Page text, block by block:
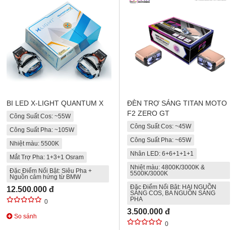
BI LED X-LIGHT QUANTUM X
Công Suất Cos: ~55W
Công Suất Pha: ~105W
Nhiệt màu: 5500K
Mắt Trợ Pha: 1+3+1 Osram
Đặc Điểm Nổi Bật: Siêu Pha +
Nguồn cảm hứng từ BMW
12.500.000 đ
0
So sánh
ĐÈN TRỢ SÁNG TITAN MOTO
F2 ZERO GT
Công Suất Cos: ~45W
Công Suất Pha: ~65W
Nhân LED: 6+6+1+1+1
Nhiệt màu: 4800K/3000K &
5500K/3000K
Đặc Điểm Nổi Bật: HAI NGUỒN
SÁNG COS, BA NGUỒN SÁNG
PHA
3.500.000 đ
0